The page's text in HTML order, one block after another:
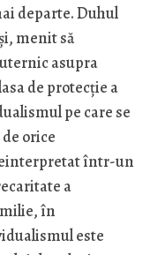
departe. Duhul
menit să
asupra
de protecţie a
pe care se
orice
într-un
a
în
este